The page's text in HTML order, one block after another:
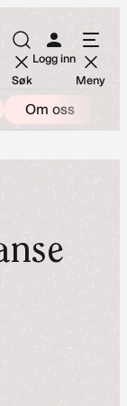
Søk
Logg inn
Meny
Om oss